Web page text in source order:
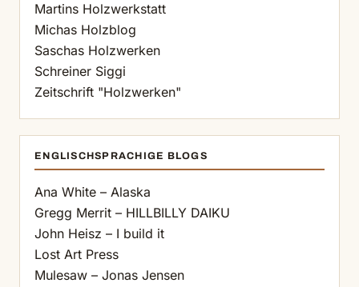
Martins Holzwerkstatt
Michas Holzblog
Saschas Holzwerken
Schreiner Siggi
Zeitschrift "Holzwerken"
ENGLISCHSPRACHIGE BLOGS
Ana White – Alaska
Gregg Merrit – HILLBILLY DAIKU
John Heisz – I build it
Lost Art Press
Mulesaw – Jonas Jensen